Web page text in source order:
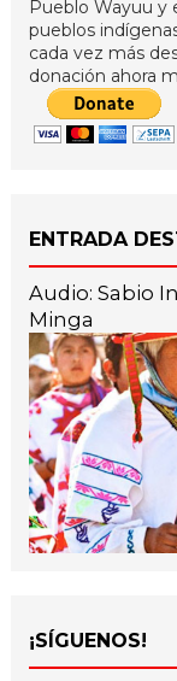
Pueblo Wayuu
pueblos
cada vez más
donación ahora
ENTRADA
Audio: Sabio
Minga
¡SÍGUENOS!